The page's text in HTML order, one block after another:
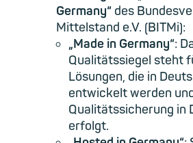
Germany“ des
Mittelstand e.V. (BITMi):
„Made in Germany“:
Qualitätssiegel steht
Lösungen, die in
entwickelt werden
Qualitätssicherung in
erfolgt.